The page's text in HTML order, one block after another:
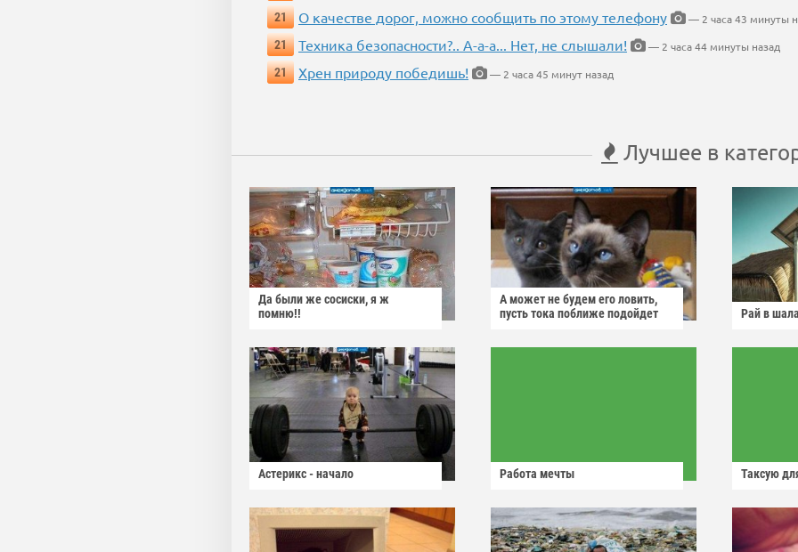
21
О качестве дорог, можно сообщить по этому телефону
— 2 часа 43 минуты
21
Техника безопасности?.. А-а-а... Нет, не слышали!
— 2 часа 44 минуты назад
21
Хрен природу победишь! — 2 часа 45 минут назад
Лучшее в
Да были же сосиски, я ж
помню!!
А может не будем его ловить,
пусть тока поближе подойдет
Рай в
Астерикс - начало Работа мечты Таксую